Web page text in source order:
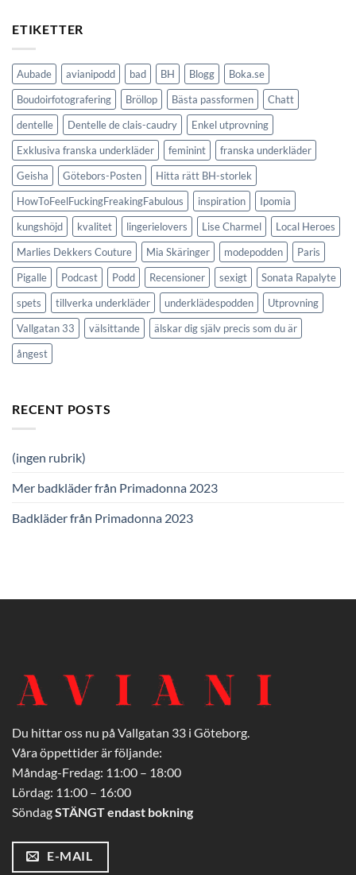
ETIKETTER
Aubade avianipodd bad BH Blogg
Boka.se
Boudoirfotografering
Bröllop Bästa passformen
Chatt
dentelle
Dentelle de clais-caudry
Enkel utprovning
Exklusiva franska underkläder
feminint
franska underkläder
Geisha
Götebors-Posten
Hitta rätt BH-storlek
HowToFeelFuckingFreakingFabulous
inspiration
Ipomia
kungshöjd
kvalitet lingerielovers Lise Charmel
Local Heroes
Marlies Dekkers Couture
Mia Skäringer modepodden
Paris
Pigalle
Podcast Podd Recensioner sexigt
Sonata Rapalyte
spets
tillverka underkläder underklädespodden
Utprovning
Vallgatan 33
välsittande
älskar dig själv precis som du är
ångest
RECENT POSTS
(ingen rubrik)
Mer badkläder från Primadonna 2023
Badkläder från Primadonna 2023
Du hittar oss nu på Vallgatan 33 i Göteborg.
Våra öppettider är följande:
Måndag-Fredag: 11:00 – 18:00
Lördag: 11:00 – 16:00
SöndagSTÄNGT endast bokning
E-MAIL